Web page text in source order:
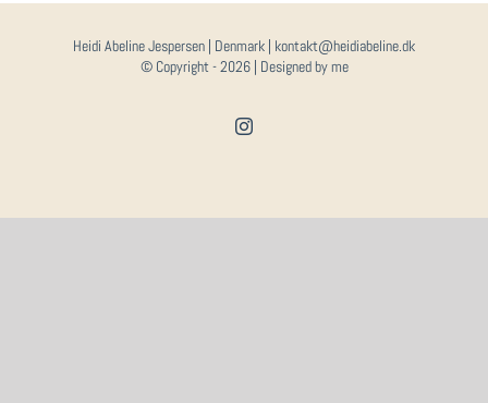
Heidi Abeline Jespersen | Denmark | kontakt@heidiabeline.dk
© Copyright -2026 | Designed by me
Instagram